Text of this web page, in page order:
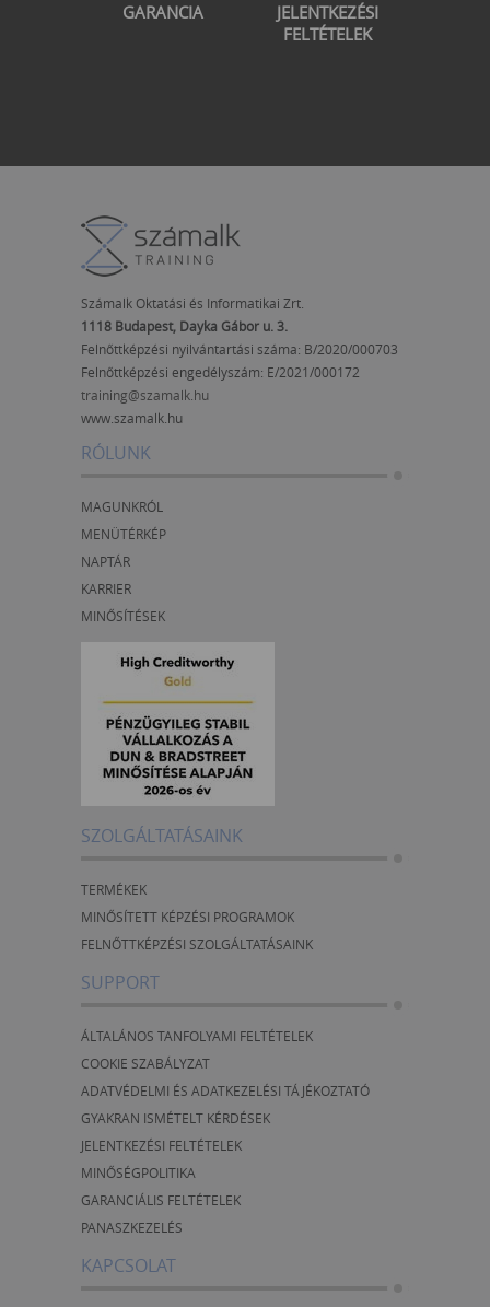
GARANCIA
JELENTKEZÉSI
FELTÉTELEK
Számalk Oktatási és Informatikai Zrt.
1118 Budapest, Dayka Gábor u. 3.
Felnőttképzési nyilvántartási száma: B/2020/000703
Felnőttképzési engedélyszám: E/2021/000172
training@szamalk.hu
www.szamalk.hu
RÓLUNK
MAGUNKRÓL
MENÜTÉRKÉP
NAPTÁR
KARRIER
MINŐSÍTÉSEK
SZOLGÁLTATÁSAINK
TERMÉKEK
MINŐSÍTETT KÉPZÉSI PROGRAMOK
FELNŐTTKÉPZÉSI SZOLGÁLTATÁSAINK
SUPPORT
ÁLTALÁNOS TANFOLYAMI FELTÉTELEK
COOKIE SZABÁLYZAT
ADATVÉDELMI ÉS ADATKEZELÉSI TÁJÉKOZTATÓ
GYAKRAN ISMÉTELT KÉRDÉSEK
JELENTKEZÉSI FELTÉTELEK
MINŐSÉGPOLITIKA
GARANCIÁLIS FELTÉTELEK
PANASZKEZELÉS
KAPCSOLAT